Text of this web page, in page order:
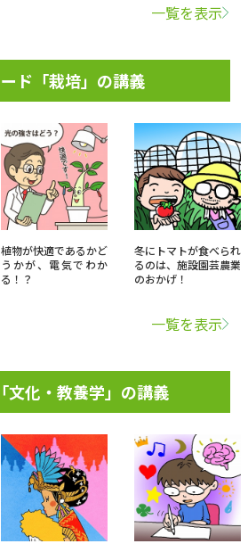
一覧を表示
ド「栽培」の講義
植物が快適であるかど
うかが、電気でわか
る！？
冬にトマトが食べられ
るのは、施設園芸農業
のおかげ！
一覧を表示
文化・教養学」の講義